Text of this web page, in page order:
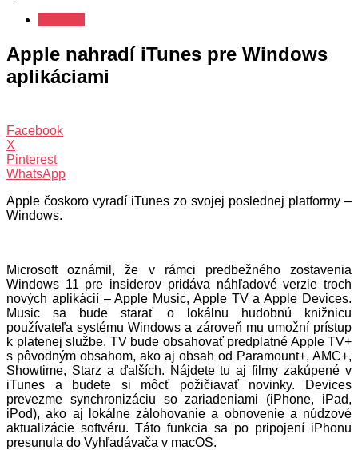
Apple nahradí iTunes pre Windows
aplikáciami
Facebook
X
Pinterest
WhatsApp
Apple čoskoro vyradí iTunes zo svojej poslednej platformy –
Windows.
Microsoft oznámil, že v rámci predbežného zostavenia
Windows 11 pre insiderov pridáva náhľadové verzie troch
nových aplikácií – Apple Music, Apple TV a Apple Devices.
Music sa bude starať o lokálnu hudobnú knižnicu
používateľa systému Windows a zároveň mu umožní prístup
k platenej službe. TV bude obsahovať predplatné Apple TV+
s pôvodným obsahom, ako aj obsah od Paramount+, AMC+,
Showtime, Starz a ďalších. Nájdete tu aj filmy zakúpené v
iTunes a budete si môcť požičiavať novinky. Devices
prevezme synchronizáciu so zariadeniami (iPhone, iPad,
iPod), ako aj lokálne zálohovanie a obnovenie a núdzové
aktualizácie softvéru. Táto funkcia sa po pripojení iPhonu
presunula do Vyhľadávača v macOS.